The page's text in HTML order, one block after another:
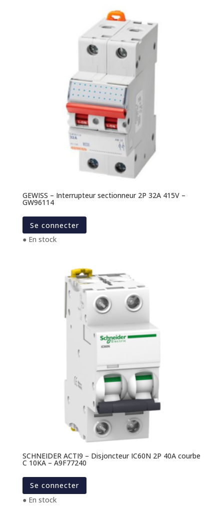
GEWISS – Interrupteur sectionneur 2P 32A 415V –
GW96114
Se connecter
● En stock
SCHNEIDER ACTI9 – Disjoncteur IC60N 2P 40A courbe
C 10KA – A9F77240
Se connecter
● En stock